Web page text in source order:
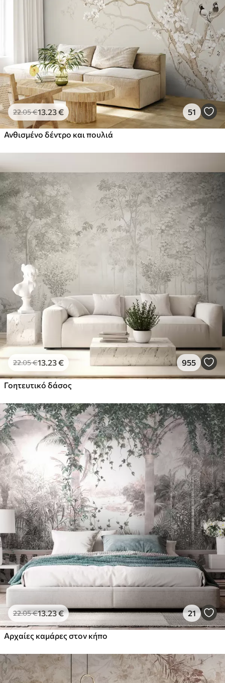
22.05€13 .23€ 51
Ανθισμένο δέντρο και πουλιά
22.05€13 .23€ 955
Γοητευτικό δάσος
22.05€13.23€ 21
Αρχαίες καμάρες στον κήπο